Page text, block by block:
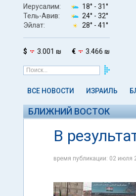
Иерусалим: 18° - 31°
Тель-Авив:
24° - 32°
Эйлат:
28° - 41°
$ 3.001 ₪ € 3.466 ₪
ВСЕ НОВОСТИ ИЗРАИЛЬ
БЛИЖНИЙ ВОСТОК
В
время публикации: 02 июля